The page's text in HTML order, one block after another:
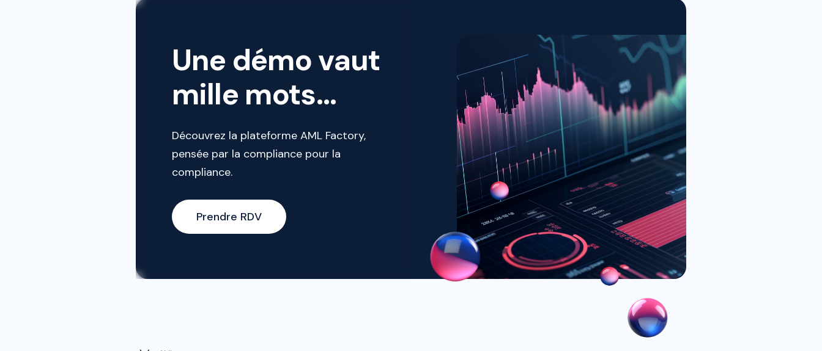
Une démo vaut
mille mots...
Découvrez la plateforme AML Factory,
pensée par la compliance pour la
compliance.
Prendre RDV